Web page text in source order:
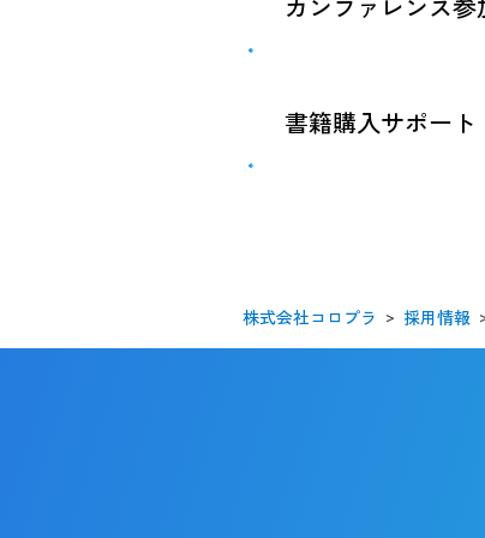
カンファレンス参
書籍購入サポート
株式会社コロプラ 採用情報